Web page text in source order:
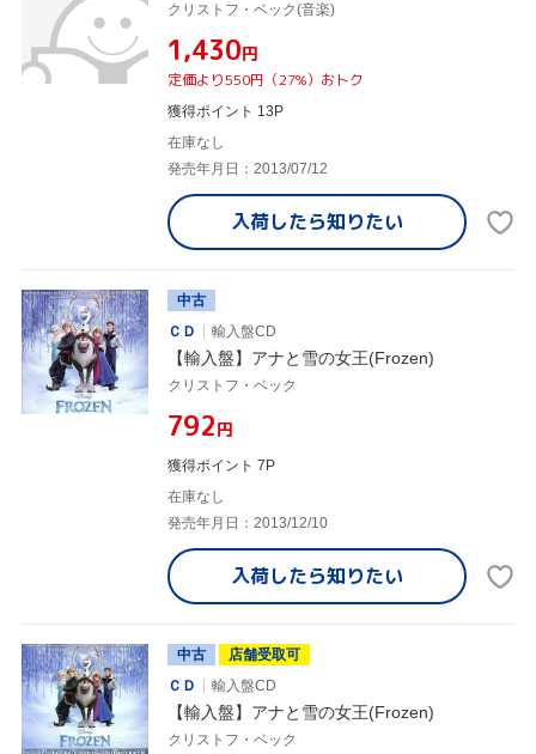
クリストフ・ベック(音楽)
¥1,430円
定価より550円（27%）おトク
獲得ポイント 13P
在庫なし
発売年月日：2013/07/12
入荷したら知りたい
中古
ＣＤ
輸入盤CD
【輸入盤】アナと雪の女王(Frozen)
クリストフ・ベック
¥792円
獲得ポイント 7P
在庫なし
発売年月日：2013/12/10
入荷したら知りたい
中古
店舗受取可
ＣＤ
輸入盤CD
【輸入盤】アナと雪の女王(Frozen)
クリストフ・ベック